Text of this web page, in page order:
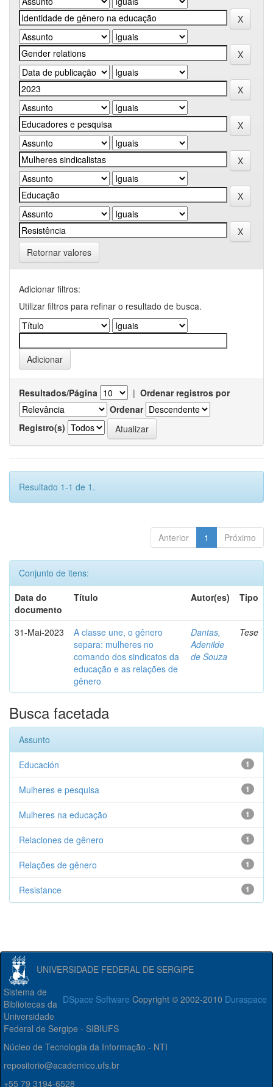
Retornar valores
Adicionar filtros:
Utilizar filtros para refinar o resultado de busca.
Resultados/Página | Ordenar registros por
Ordenar
Registro(s)
Resultado 1-1 de 1.
Anterior 1 Próximo
Conjunto de itens:
Data do
documento
Título Autor(es) Tipo
31-Mai-2023
A classe une, o gênero
separa: mulheres no
comando dos sindicatos da
educação e as relações de
gênero
Dantas,
Adenilde
de Souza
Tese
Busca facetada
Assunto
1
Educación
1
Mulheres e pesquisa
1
Mulheres na educação
1
Relaciones de gênero
1
Relações de gênero
1
Resistance
UNIVERSIDADE FEDERAL DE SERGIPE
DSpace Software Copyright © 2002-2010 Duraspace
Sistema de
Bibliotecas da
Universidade
Federal de Sergipe - SIBIUFS
Núcleo de Tecnologia da Informação - NTI
repositorio@academico.ufs.br
+55 79 3194-6528